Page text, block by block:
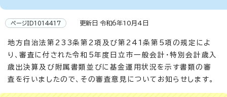
ページID1014417 更新日 令和6年10月4日
地方自治法第233条第2項及び第241条第5項の規定によ
り、審査に付された令和5年度日立市一般会計・特別会計歳入
歳出決算及び附属書類並びに基金運用状況を示す書類の審
査を行いましたので、その審査意見についてお知らせします。